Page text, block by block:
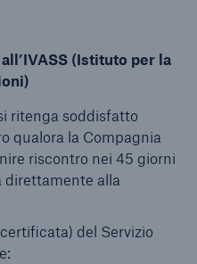
(Istituto per la
ritenga soddisfatto
qualora la Compagnia
riscontro nei 45 giorni
direttamente alla
del Servizio